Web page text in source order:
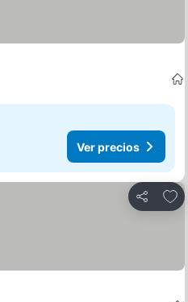
Ver precios
Compartir